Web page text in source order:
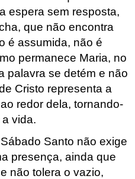
espera sem resposta,
que não encontra
é assumida, não é
permanece Maria, no
palavra se detém e não
Cristo representa a
redor dela, tornando-
vida.
Santo não exige
presença, ainda que
não tolera o vazio,